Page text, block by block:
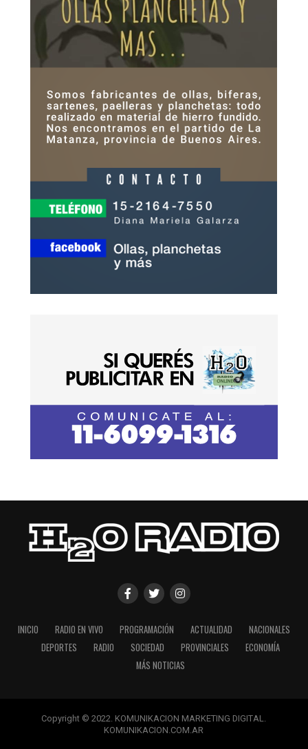
INICIO RADIO EN VIVO PROGRAMACIÓN ACTUALIDAD
NACIONALES
DEPORTES
RADIO SOCIEDAD PROVINCIALES
ECONOMÍA
MÁS NOTICIAS
Copyright © 2022. KOMUNIKACION MARKETING DIGITAL.
KOMUNIKACION.COM.AR